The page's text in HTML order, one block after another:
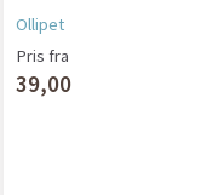
Ollipet
Pris fra
39,00